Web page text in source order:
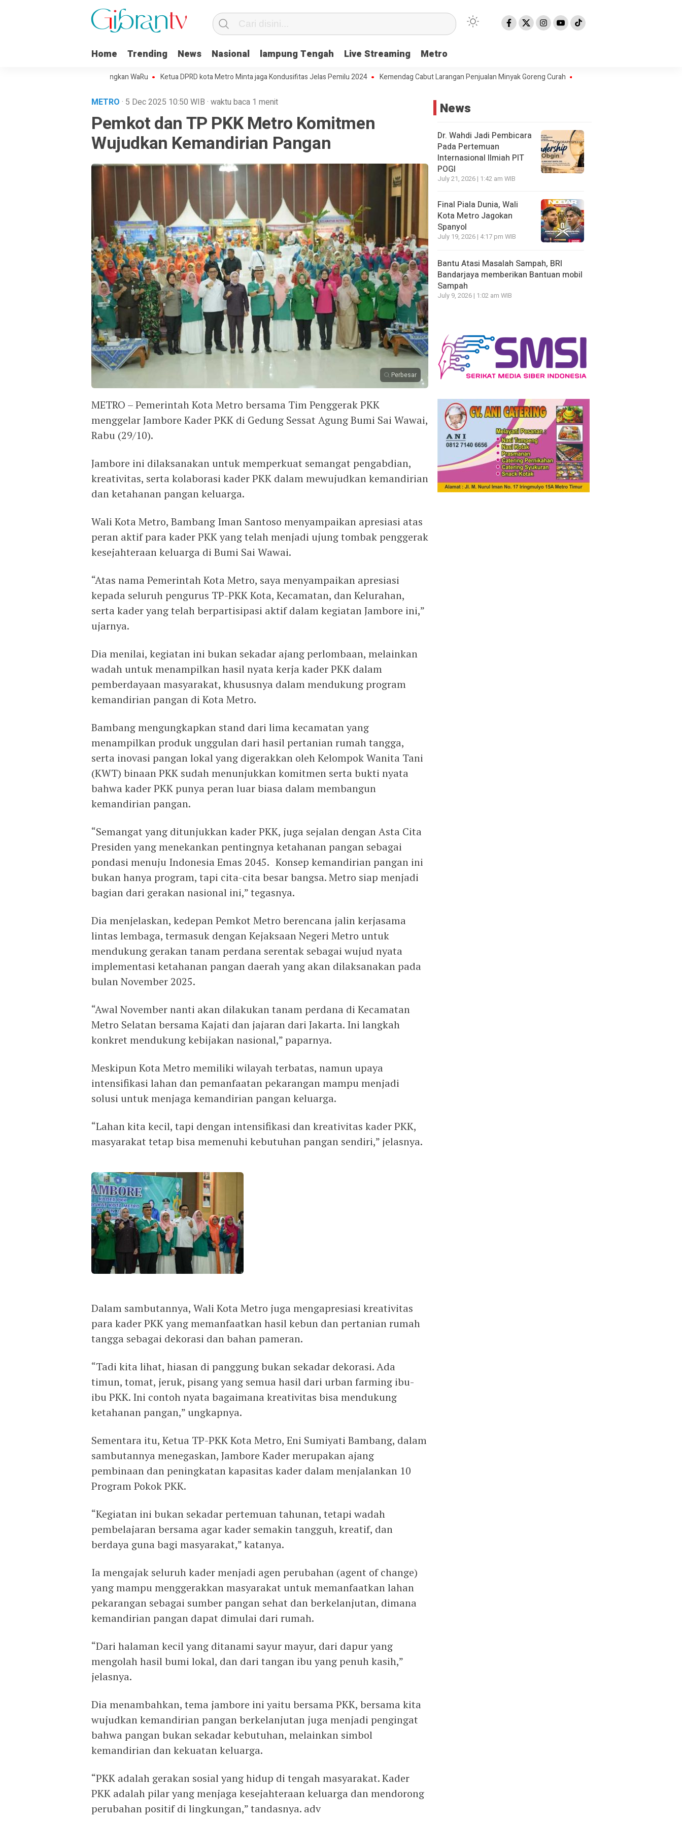
Home Trending News Nasional lampung Tengah Live Streaming Metro
Metro Sepakat Menangkan WaRu Ketua DPRD kota Metro Minta jaga Kondusifitas Jelas Pemilu 2024 Kemendag Cabut Larangan Penjualan Minyak Goreng Curah Berita Populer: Uji Coba Gage ke Anyer-
METRO · 5 Dec 2025 10:50 WIB · waktu baca 1 menit
Pemkot dan TP PKK Metro Komitmen
Wujudkan Kemandirian Pangan
Perbesar
METRO – Pemerintah Kota Metro bersama Tim Penggerak PKK
menggelar Jambore Kader PKK di Gedung Sessat Agung Bumi Sai Wawai,
Rabu (29/10).
Jambore ini dilaksanakan untuk memperkuat semangat pengabdian,
kreativitas, serta kolaborasi kader PKK dalam mewujudkan kemandirian
dan ketahanan pangan keluarga.
Wali Kota Metro, Bambang Iman Santoso menyampaikan apresiasi atas
peran aktif para kader PKK yang telah menjadi ujung tombak penggerak
kesejahteraan keluarga di Bumi Sai Wawai.
“Atas nama Pemerintah Kota Metro, saya menyampaikan apresiasi
kepada seluruh pengurus TP-PKK Kota, Kecamatan, dan Kelurahan,
serta kader yang telah berpartisipasi aktif dalam kegiatan Jambore ini,”
ujarnya.
Dia menilai, kegiatan ini bukan sekadar ajang perlombaan, melainkan
wadah untuk menampilkan hasil nyata kerja kader PKK dalam
pemberdayaan masyarakat, khususnya dalam mendukung program
kemandirian pangan di Kota Metro.
Bambang mengungkapkan stand dari lima kecamatan yang
menampilkan produk unggulan dari hasil pertanian rumah tangga,
serta inovasi pangan lokal yang digerakkan oleh Kelompok Wanita Tani
(KWT) binaan PKK sudah menunjukkan komitmen serta bukti nyata
bahwa kader PKK punya peran luar biasa dalam membangun
kemandirian pangan.
“Semangat yang ditunjukkan kader PKK, juga sejalan dengan Asta Cita
Presiden yang menekankan pentingnya ketahanan pangan sebagai
pondasi menuju Indonesia Emas 2045. Konsep kemandirian pangan ini
bukan hanya program, tapi cita-cita besar bangsa. Metro siap menjadi
bagian dari gerakan nasional ini,” tegasnya.
Dia menjelaskan, kedepan Pemkot Metro berencana jalin kerjasama
lintas lembaga, termasuk dengan Kejaksaan Negeri Metro untuk
mendukung gerakan tanam perdana serentak sebagai wujud nyata
implementasi ketahanan pangan daerah yang akan dilaksanakan pada
bulan November 2025.
“Awal November nanti akan dilakukan tanam perdana di Kecamatan
Metro Selatan bersama Kajati dan jajaran dari Jakarta. Ini langkah
konkret mendukung kebijakan nasional,” paparnya.
Meskipun Kota Metro memiliki wilayah terbatas, namun upaya
intensifikasi lahan dan pemanfaatan pekarangan mampu menjadi
solusi untuk menjaga kemandirian pangan keluarga.
“Lahan kita kecil, tapi dengan intensifikasi dan kreativitas kader PKK,
masyarakat tetap bisa memenuhi kebutuhan pangan sendiri,” jelasnya.
Dalam sambutannya, Wali Kota Metro juga mengapresiasi kreativitas
para kader PKK yang memanfaatkan hasil kebun dan pertanian rumah
tangga sebagai dekorasi dan bahan pameran.
“Tadi kita lihat, hiasan di panggung bukan sekadar dekorasi. Ada
timun, tomat, jeruk, pisang yang semua hasil dari urban farming ibu-
ibu PKK. Ini contoh nyata bagaimana kreativitas bisa mendukung
ketahanan pangan,” ungkapnya.
Sementara itu, Ketua TP-PKK Kota Metro, Eni Sumiyati Bambang, dalam
sambutannya menegaskan, Jambore Kader merupakan ajang
pembinaan dan peningkatan kapasitas kader dalam menjalankan 10
Program Pokok PKK.
“Kegiatan ini bukan sekadar pertemuan tahunan, tetapi wadah
pembelajaran bersama agar kader semakin tangguh, kreatif, dan
berdaya guna bagi masyarakat,” katanya.
Ia mengajak seluruh kader menjadi agen perubahan (agent of change)
yang mampu menggerakkan masyarakat untuk memanfaatkan lahan
pekarangan sebagai sumber pangan sehat dan berkelanjutan, dimana
kemandirian pangan dapat dimulai dari rumah.
“Dari halaman kecil yang ditanami sayur mayur, dari dapur yang
mengolah hasil bumi lokal, dan dari tangan ibu yang penuh kasih,”
jelasnya.
Dia menambahkan, tema jambore ini yaitu bersama PKK, bersama kita
wujudkan kemandirian pangan berkelanjutan juga menjadi pengingat
bahwa pangan bukan sekadar kebutuhan, melainkan simbol
kemandirian dan kekuatan keluarga.
“PKK adalah gerakan sosial yang hidup di tengah masyarakat. Kader
PKK adalah pilar yang menjaga kesejahteraan keluarga dan mendorong
perubahan positif di lingkungan,” tandasnya. adv
News
Dr. Wahdi Jadi Pembicara
Pada Pertemuan
Internasional Ilmiah PIT
POGI
July 21, 2026 | 1:42 am WIB
Final Piala Dunia, Wali
Kota Metro Jagokan
Spanyol
July 19, 2026 | 4:17 pm WIB
Bantu Atasi Masalah Sampah, BRI
Bandarjaya memberikan Bantuan mobil
Sampah
July 9, 2026 | 1:02 am WIB